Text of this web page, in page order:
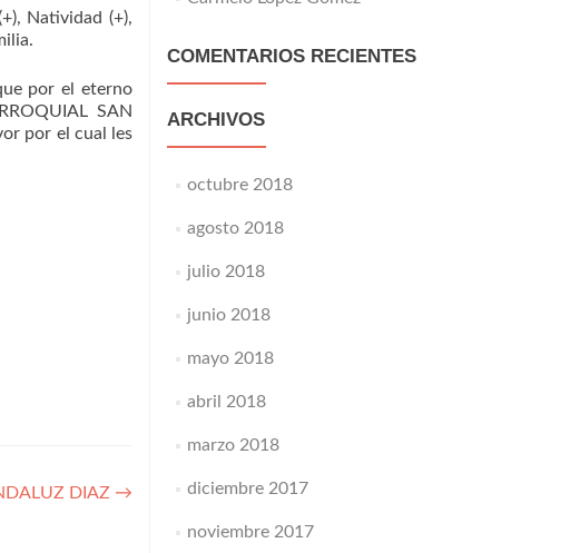
Natividad (+),
por el eterno
SAN
por el cual les
DIAZ →
COMENTARIOS RECIENTES
ARCHIVOS
octubre 2018
agosto 2018
julio 2018
junio 2018
mayo 2018
abril 2018
marzo 2018
diciembre 2017
noviembre 2017